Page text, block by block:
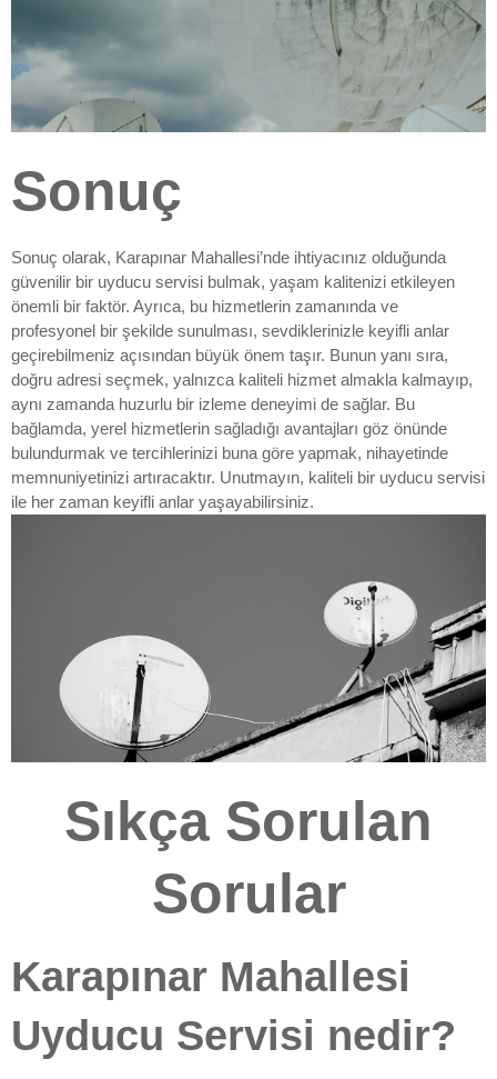
Sonuç
Sonuç olarak, Karapınar Mahallesi’nde ihtiyacınız olduğunda
güvenilir bir uyducu servisi bulmak, yaşam kalitenizi etkileyen
önemli bir faktör. Ayrıca, bu hizmetlerin zamanında ve
profesyonel bir şekilde sunulması, sevdiklerinizle keyifli anlar
geçirebilmeniz açısından büyük önem taşır. Bunun yanı sıra,
doğru adresi seçmek, yalnızca kaliteli hizmet almakla kalmayıp,
aynı zamanda huzurlu bir izleme deneyimi de sağlar. Bu
bağlamda, yerel hizmetlerin sağladığı avantajları göz önünde
bulundurmak ve tercihlerinizi buna göre yapmak, nihayetinde
memnuniyetinizi artıracaktır. Unutmayın, kaliteli bir uyducu servisi
ile her zaman keyifli anlar yaşayabilirsiniz.
Sıkça Sorulan
Sorular
Karapınar Mahallesi
Uyducu Servisi nedir?